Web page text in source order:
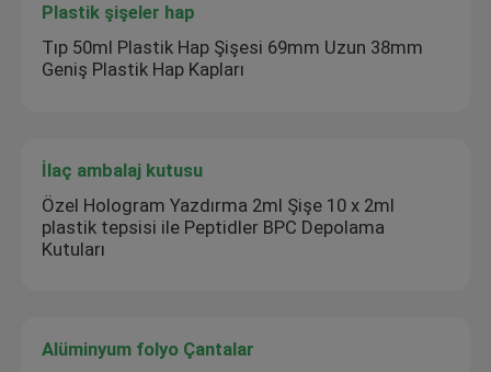
Plastik şişeler hap
Tıp 50ml Plastik Hap Şişesi 69mm Uzun 38mm
Geniş Plastik Hap Kapları
İlaç ambalaj kutusu
Özel Hologram Yazdırma 2ml Şişe 10 x 2ml
plastik tepsisi ile Peptidler BPC Depolama
Kutuları
Alüminyum folyo Çantalar